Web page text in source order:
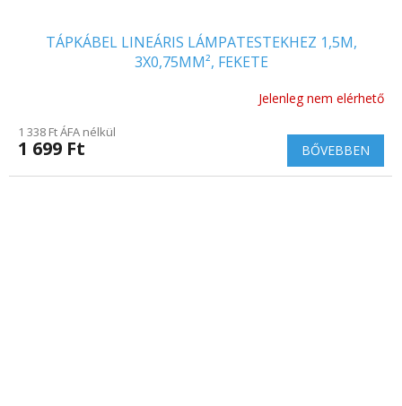
TÁPKÁBEL LINEÁRIS LÁMPATESTEKHEZ 1,5M,
3X0,75MM², FEKETE
Jelenleg nem elérhető
1 338 Ft ÁFA nélkül
1 699 Ft BŐVEBBEN